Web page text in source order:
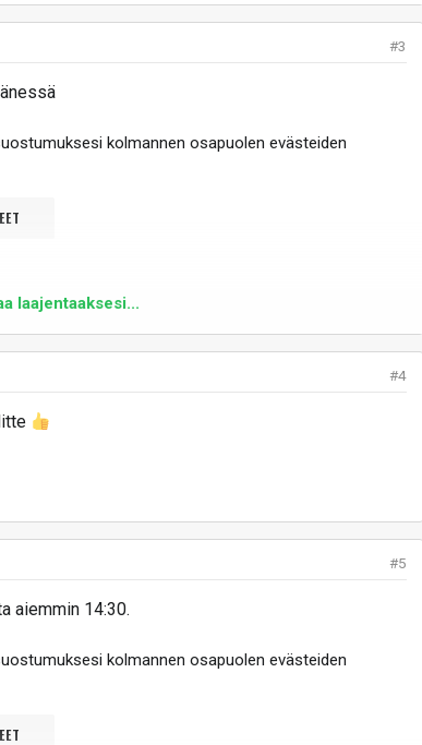
#3
kolmannen osapuolen evästeiden
laajentaaksesi...
#4
#5
aiemmin 14:30.
kolmannen osapuolen evästeiden